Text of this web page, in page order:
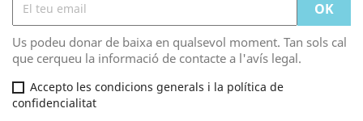
Us podeu donar de baixa en qualsevol moment. Tan sols cal
que cerqueu la informació de contacte a l'avís legal.
Accepto les condicions generals i la política de
confidencialitat